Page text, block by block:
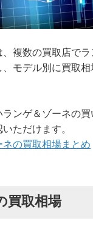
、複数の買取店で
モデル別に買取
ンゲ＆ゾーネの買
ただけます。
ネの買取相場まとめ
買取相場